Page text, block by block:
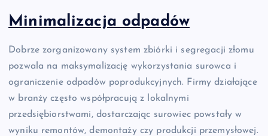
Minimalizacja odpadów
Dobrze zorganizowany system zbiórki i segregacji złomu
pozwala na maksymalizację wykorzystania surowca i
ograniczenie odpadów poprodukcyjnych. Firmy działające
w branży często współpracują z lokalnymi
przedsiębiorstwami, dostarczając surowiec powstały w
wyniku remontów, demontaży czy produkcji przemysłowej.